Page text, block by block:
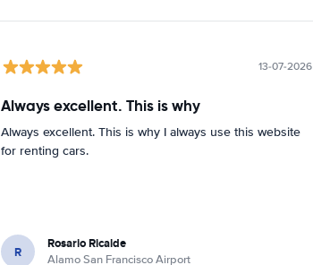
13-07-2026
Always excellent. This is why
Always excellent. This is why I always use this website
for renting cars.
R Rosario Ricalde
Alamo San Francisco Airport